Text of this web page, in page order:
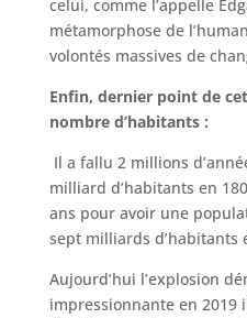
celui, comme l’appelle
métamorphose de
volontés massives de
Enfin, dernier point de
nombre d’habitants :
Il a fallu 2 millions
milliard d’habitants en
ans pour avoir une
sept milliards d’habitants
Aujourd’hui l’explosion
impressionnante en 2019